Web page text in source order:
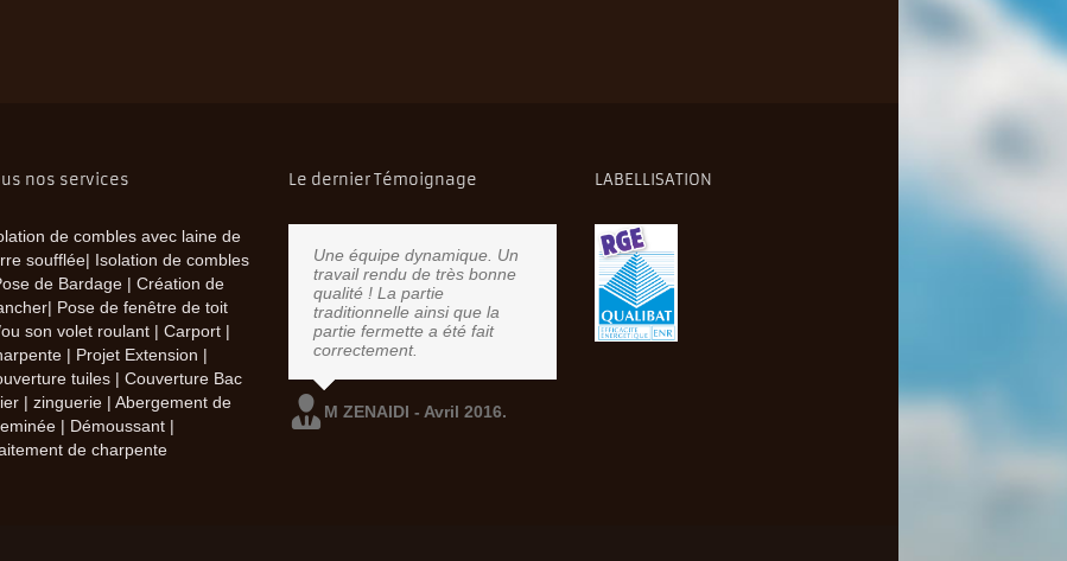
nos services
de combles avec laine de
soufflée| Isolation de combles
de Bardage | Création de
Pose de fenêtre de toit
son volet roulant | Carport |
| Projet Extension |
tuiles | Couverture Bac
| zinguerie | Abergement de
| Démoussant |
de charpente
Le dernier Témoignage
Une équipe dynamique. Un
travail rendu de très bonne
qualité ! La partie
traditionnelle ainsi que la
partie fermette a été fait
correctement.
M ZENAIDI - Avril 2016.
LABELLISATION